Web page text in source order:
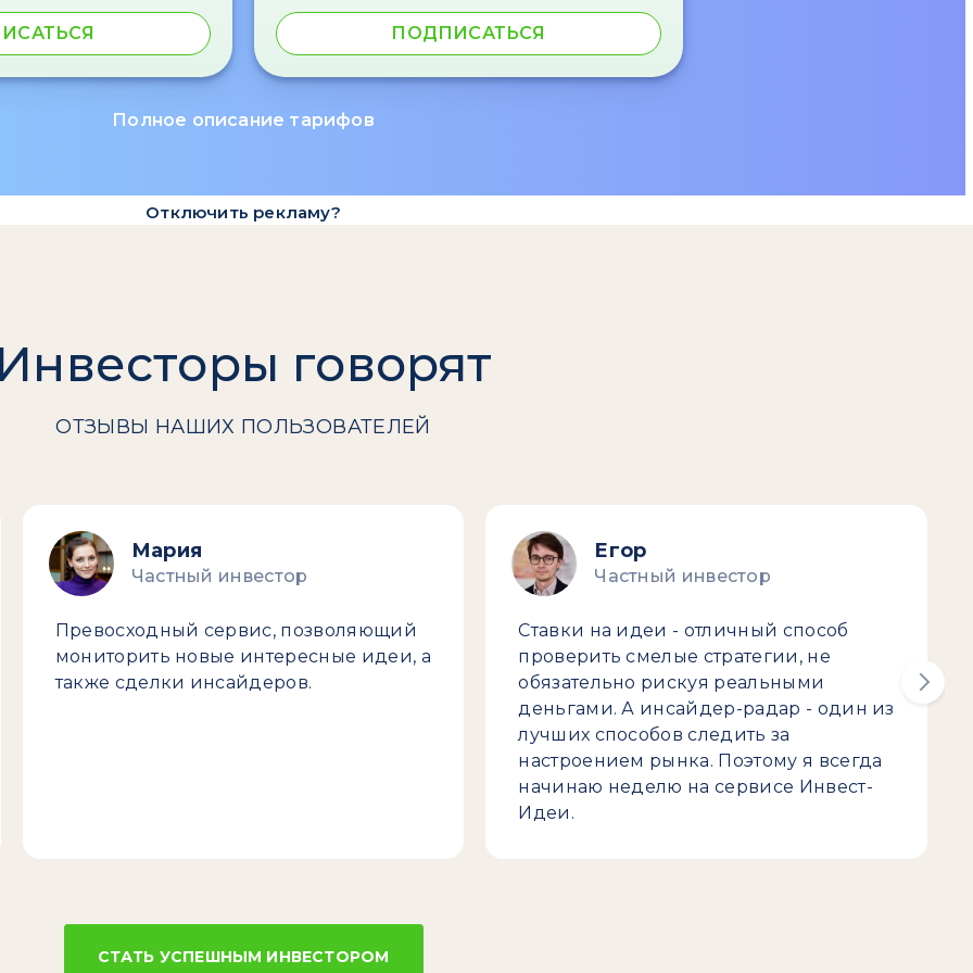
ПОДПИСАТЬСЯ
Полное описание тарифов
Отключить рекламу?
говорят
ОТЗЫВЫ НАШИХ ПОЛЬЗОВАТЕЛЕЙ
Мария
Частный инвестор
Превосходный сервис, позволяющий
мониторить новые интересные идеи, а
также сделки инсайдеров.
Егор
Частный инвестор
Ставки на идеи - отличный способ
проверить смелые стратегии, не
обязательно рискуя реальными
деньгами. А инсайдер-радар - один из
лучших способов следить за
настроением рынка. Поэтому я всегда
начинаю неделю на сервисе Инвест-
Идеи.
СТАТЬ УСПЕШНЫМ ИНВЕСТОРОМ